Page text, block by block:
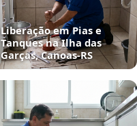
Liberação em Pias e
Tanques na Ilha das
Garças, Canoas‑RS